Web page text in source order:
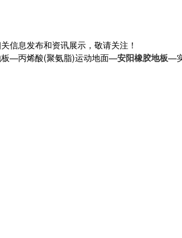
信息发布和资讯展示，敬请关注！
板—丙烯酸(聚氨脂)运动地面—安阳橡胶地板—